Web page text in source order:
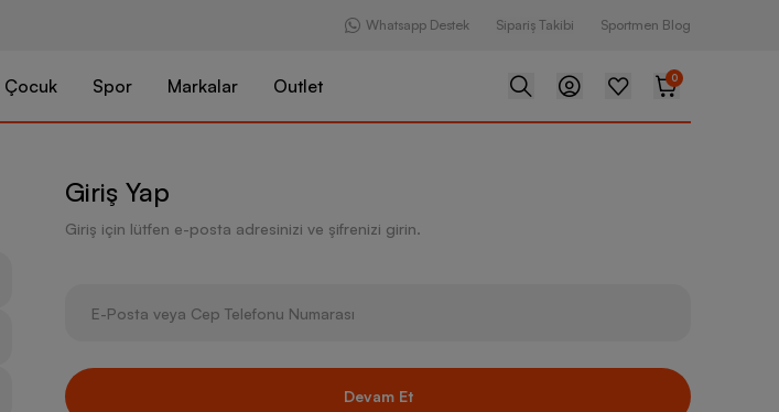
Whatsapp Destek Sipariş Takibi Sportmen Blog
Çocuk Spor Markalar Outlet 0
Giriş Yap
Giriş için lütfen e-posta adresinizi ve şifrenizi girin.
Devam Et